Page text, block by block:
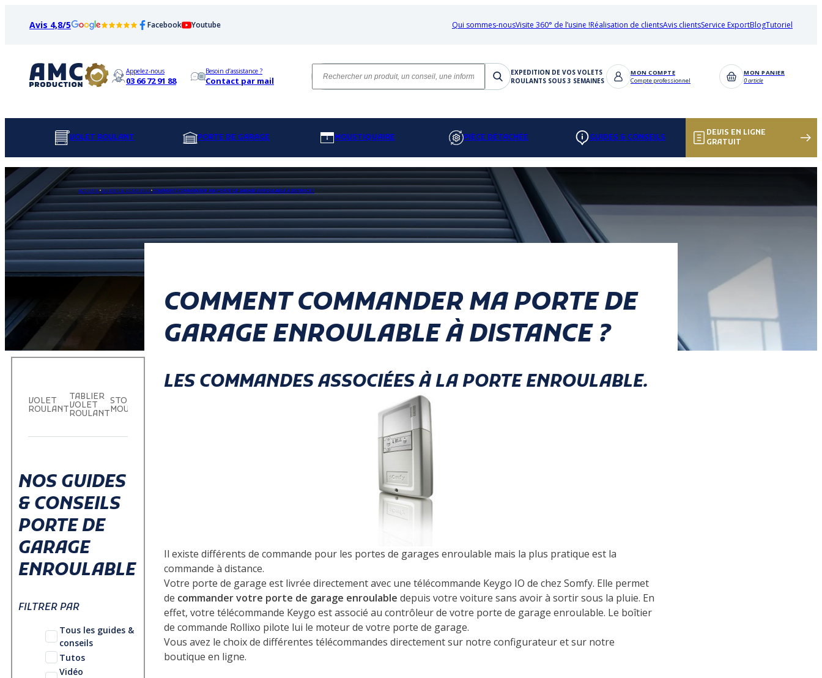
Avis 4,8/5 Facebook Youtube Qui sommes-nousVisite 360° de l’usine !Réalisation de clientsAvis clientsService ExportBlogTutoriel
Appelez-nous
03 66 72 91 88
Besoin d’assistance ?
Contact par mail
EXPEDITION DE VOS VOLETS
ROULANTS SOUS 3 SEMAINES
MON COMPTE
Compte professionnel
MON PANIER
0 article
VOLET ROULANT PORTE DE GARAGE MOUSTIQUAIRE PIÈCE DÉTACHÉE GUIDES & CONSEILS
DEVIS EN LIGNE
GRATUIT
ACCUEILGUIDES & CONSEILSCOMMENT COMMANDER MA PORTE DE GARAGE ENROULABLE À DISTANCE ?
VOLET
ROULANT
TABLIER
VOLET
ROULANT
STORE
MOUSTIQUAIRE PORTE
ENROULABLE
NOS GUIDES
& CONSEILS
PORTE DE
GARAGE
ENROULABLE
FILTRER PAR
Tous les guides &
conseils
Tutos
Vidéo
COMMENT COMMANDER MA PORTE DE
GARAGE ENROULABLE À DISTANCE ?
LES COMMANDES ASSOCIÉES À LA PORTE ENROULABLE.
Il existe différents de commande pour les portes de garages enroulable mais la plus pratique est la
commande à distance.
Votre porte de garage est livrée directement avec une télécommande Keygo IO de chez Somfy. Elle permet
de commander votre porte de garage enroulable depuis votre voiture sans avoir à sortir sous la pluie. En
effet, votre télécommande Keygo est associé au contrôleur de votre porte de garage enroulable. Le boîtier
de commande Rollixo pilote lui le moteur de votre porte de garage.
Vous avez le choix de différentes télécommandes directement sur notre configurateur et sur notre
boutique en ligne.